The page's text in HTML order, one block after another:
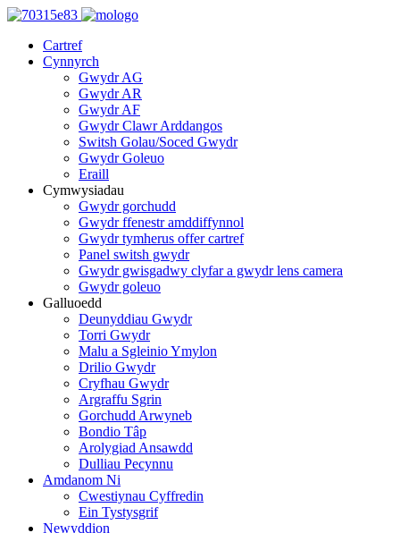
Cartref
Cynnyrch
Gwydr AG
Gwydr AR
Gwydr AF
Gwydr Clawr Arddangos
Switsh Golau/Soced Gwydr
Gwydr Goleuo
Eraill
Cymwysiadau
Gwydr gorchudd
Gwydr ffenestr amddiffynnol
Gwydr tymherus offer cartref
Panel switsh gwydr
Gwydr gwisgadwy clyfar a gwydr lens camera
Gwydr goleuo
Galluoedd
Deunyddiau Gwydr
Torri Gwydr
Malu a Sgleinio Ymylon
Drilio Gwydr
Cryfhau Gwydr
Argraffu Sgrin
Gorchudd Arwyneb
Bondio Tâp
Arolygiad Ansawdd
Dulliau Pecynnu
Amdanom Ni
Cwestiynau Cyffredin
Ein Tystysgrif
Newyddion